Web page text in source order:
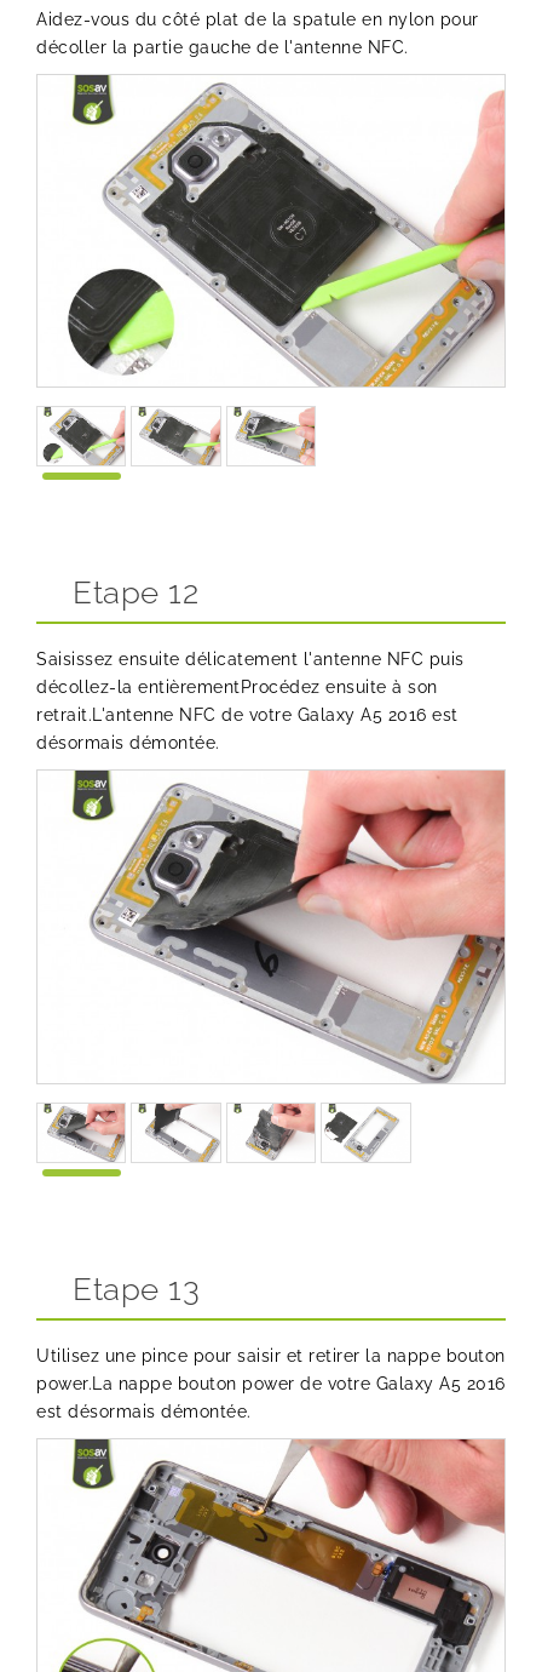
Aidez-vous du côté plat de la spatule en nylon pour
décoller la partie gauche de l'antenne NFC.
Etape 12
Saisissez ensuite délicatement l'antenne NFC puis
décollez-la entièrementProcédez ensuite à son
retrait.L'antenne NFC de votre Galaxy A5 2016 est
désormais démontée.
Etape 13
Utilisez une pince pour saisir et retirer la nappe bouton
power.La nappe bouton power de votre Galaxy A5 2016
est désormais démontée.